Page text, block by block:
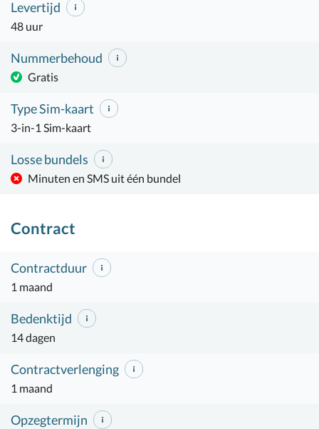
Levertijd
48 uur
Nummerbehoud
Gratis
Type Sim-kaart
3-in-1 Sim-kaart
Losse bundels
Minuten en SMS uit één bundel
Contract
Contractduur
1 maand
Bedenktijd
14 dagen
Contractverlenging
1 maand
Opzegtermijn